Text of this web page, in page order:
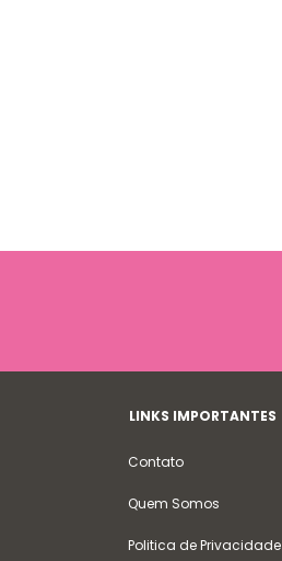
LINKS IMPORTANTES
Contato
Quem Somos
Politica de Privacidade